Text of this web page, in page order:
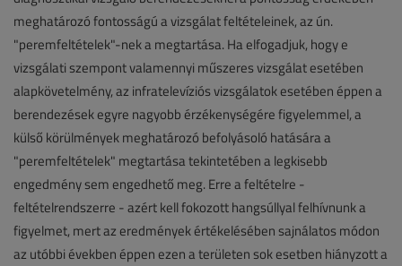
meghatározó fontosságú a vizsgálat feltételeinek, az ún.
"peremfeltételek"-nek a megtartása. Ha elfogadjuk, hogy e
vizsgálati szempont valamennyi műszeres vizsgálat esetében
alapkövetelmény, az infratelevíziós vizsgálatok esetében éppen a
berendezések egyre nagyobb érzékenységére figyelemmel, a
külső körülmények meghatározó befolyásoló hatására a
"peremfeltételek" megtartása tekintetében a legkisebb
engedmény sem engedhető meg. Erre a feltételre -
feltételrendszerre - azért kell fokozott hangsúllyal felhívnunk a
figyelmet, mert az eredmények értékelésében sajnálatos módon
az utóbbi években éppen ezen a területen sok esetben hiányzott a